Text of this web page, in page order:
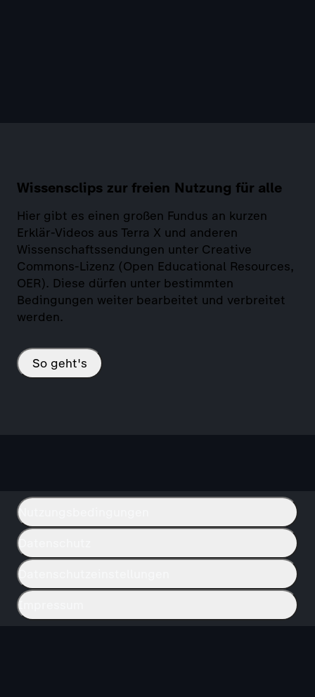
Wissensclips zur freien Nutzung für alle
Hier gibt es einen großen Fundus an kurzen
Erklär-Videos aus Terra X und anderen
Wissenschaftssendungen unter Creative
Commons-Lizenz (Open Educational Resources,
OER). Diese dürfen unter bestimmten
Bedingungen weiter bearbeitet und verbreitet
werden.
So geht's
Nutzungsbedingungen
Datenschutz
Datenschutzeinstellungen
Impressum